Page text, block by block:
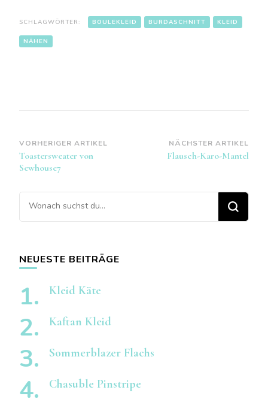
SCHLAGWÖRTER: BOULEKLEID BURDASCHNITT KLEID
NÄHEN
Beitragsnavigation
VORHERIGER ARTIKEL
Toastersweater von
Sewhouse7
NÄCHSTER ARTIKEL
Flausch-Karo-Mantel
Suchst
du
NEUESTE BEITRÄGE
Kleid Käte
Kaftan Kleid
Sommerblazer Flachs
Chasuble Pinstripe